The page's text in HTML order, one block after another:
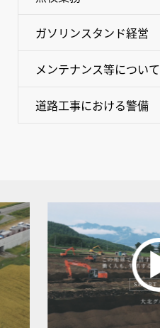
ガソリンスタンド経営
メンテナンス等について
道路工事における警備